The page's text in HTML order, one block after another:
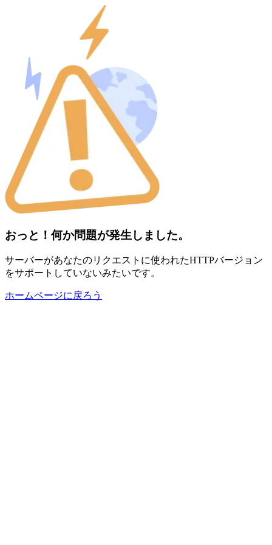
おっと！何か問題が発生しました。
サーバーがあなたのリクエストに使われたHTTPバージョン
をサポートしていないみたいです。
ホームページに戻ろう